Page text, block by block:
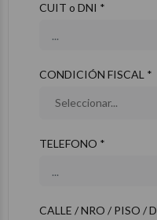
CUIT o DNI *
CONDICIÓN FISCAL *
TELEFONO *
CALLE / NRO / PISO /